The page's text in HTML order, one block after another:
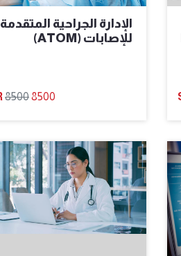
الإدارة الجراحية المتقدمة
للإصابات (ATOM)
85008500